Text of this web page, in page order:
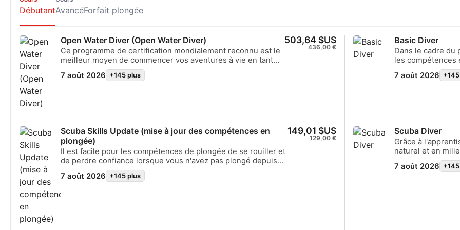
DébutantAvancéForfait plongée
Open Water Diver (Open Water Diver)
Ce programme de certification mondialement reconnu est le
meilleur moyen de commencer vos aventures à vie en tant
que plongeur scuba Diver certifié. Une formation
personnalisée est combinée à des sessions de pratique dans
Diver).
7 août 2026 +145 plus
503,64 $US
436,00 €
Basic Diver
Dans le cadre du
les compétences
essayer de
Professionnel
de 6 mois, afin
7 août 2026
Scuba Skills Update (mise à jour des compétences en
plongée)
Il est facile pour les compétences de plongée de se rouiller et
de perdre confiance lorsque vous n'avez pas plongé depuis
un certain temps. Avec le SSI Scuba Skills Update (Scuba Skills
Update), vous vous remettrez à l'eau et plongerez avec
7 août 2026 +145 plus
149,01 $US
129,00 €
Scuba Diver
Grâce à
naturel et en
est une base
sûr. Vous
7 août 2026